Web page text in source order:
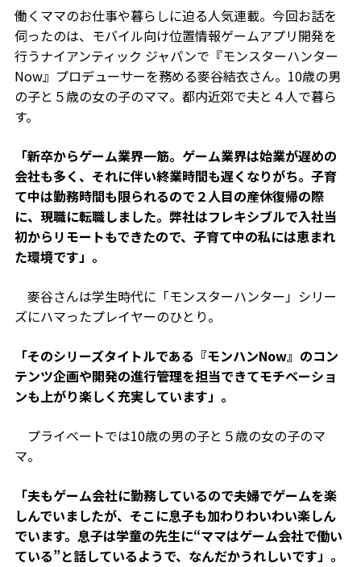
働くママのお仕事や暮らしに迫る人気連載。今回お話を
伺ったのは、モバイル向け位置情報ゲームアプリ開発を
行うナイアンティック ジャパンで『モンスターハンター
Now』プロデューサーを務める麥谷結衣さん。10歳の男
の子と５歳の女の子のママ。都内近郊で夫と４人で暮ら
す。
「新卒からゲーム業界一筋。ゲーム業界は始業が遅めの
会社も多く、それに伴い終業時間も遅くなりがち。子育
て中は勤務時間も限られるので２人目の産休復帰の際
に、現職に転職しました。弊社はフレキシブルで入社当
初からリモートもできたので、子育て中の私には恵まれ
た環境です」。
麥谷さんは学生時代に「モンスターハンター」シリー
ズにハマったプレイヤーのひとり。
「そのシリーズタイトルである『モンハンNow』のコン
テンツ企画や開発の進行管理を担当できてモチベーショ
ンも上がり楽しく充実しています」。
プライベートでは10歳の男の子と５歳の女の子のマ
マ。
「夫もゲーム会社に勤務しているので夫婦でゲームを楽
しんでいましたが、そこに息子も加わりわいわい楽しん
でいます。息子は学童の先生に“ママはゲーム会社で働い
ている”と話しているようで、なんだかうれしいです」。